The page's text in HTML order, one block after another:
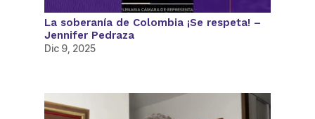
La soberanía de Colombia ¡Se respeta! –
Jennifer Pedraza
Dic 9, 2025